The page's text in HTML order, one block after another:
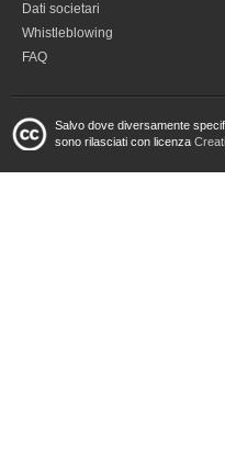
Dati societari
Whistleblowing
FAQ
Salvo dove diversamente
sono rilasciati con licenza